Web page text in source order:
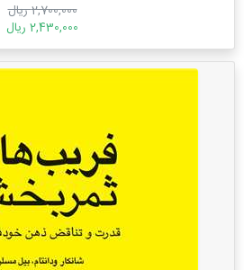
2,700,000 ریال
2,430,000 ریال